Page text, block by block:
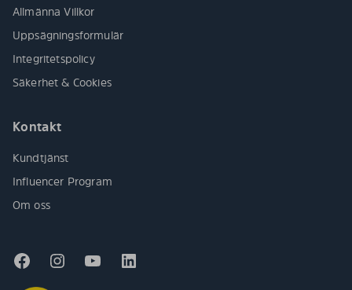
Allmänna Villkor
Uppsägningsformulär
Integritetspolicy
Säkerhet & Cookies
Kontakt
Kundtjänst
Influencer Program
Om oss